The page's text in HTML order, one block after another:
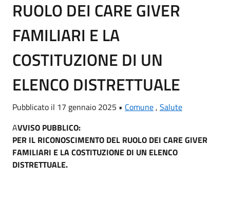
RUOLO DEI CARE GIVER
FAMILIARI E LA
COSTITUZIONE DI UN
ELENCO DISTRETTUALE
Pubblicato il 17 gennaio 2025 • Comune, Salute
AVVISO PUBBLICO:
PER IL RICONOSCIMENTO DEL RUOLO DEI CARE GIVER
FAMILIARI E LACOSTITUZIONE DI UN ELENCO
DISTRETTUALE.